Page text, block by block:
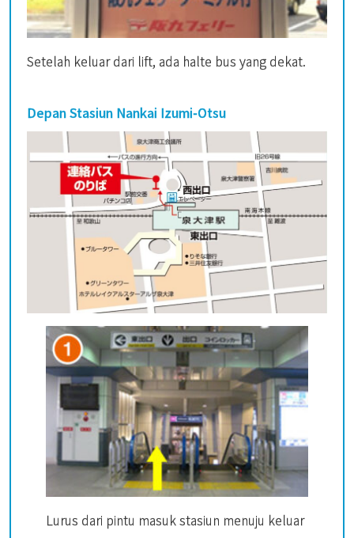
Setelah keluar dari lift, ada halte bus yang dekat.
Depan Stasiun Nankai Izumi-Otsu
Lurus dari pintu masuk stasiun menuju keluar